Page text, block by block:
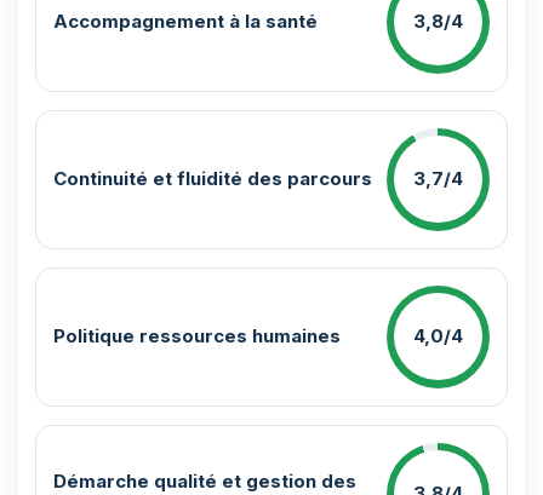
Accompagnement à la santé 3,8/4
Continuité et fluidité des parcours 3,7/4
Politique ressources humaines 4,0/4
Démarche qualité et gestion des